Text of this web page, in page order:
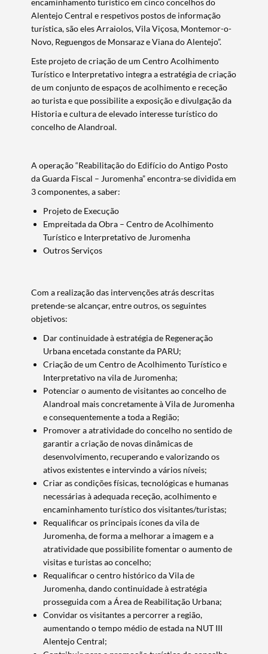
Termo de Pesquisa
Filtros
encaminhamento turístico em cinco concelhos do
Alentejo Central e respetivos postos de informação
turística, são eles Arraiolos, Vila Viçosa, Montemor-o-
Novo, Reguengos de Monsaraz e Viana do Alentejo”.
Este projeto de criação de um Centro Acolhimento
Turístico e Interpretativo integra a estratégia de criação
de um conjunto de espaços de acolhimento e receção
ao turista e que possibilite a exposição e divulgação da
Historia e cultura de elevado interesse turístico do
concelho de Alandroal.
A operação “Reabilitação do Edifício do Antigo Posto
da Guarda Fiscal – Juromenha” encontra-se dividida em
3 componentes, a saber:
Projeto de Execução
Empreitada da Obra – Centro de Acolhimento
Turístico e Interpretativo de Juromenha
Outros Serviços
Com a realização das intervenções atrás descritas
pretende-se alcançar, entre outros, os seguintes
objetivos:
Dar continuidade à estratégia de Regeneração
Urbana encetada constante da PARU;
Criação de um Centro de Acolhimento Turístico e
Interpretativo na vila de Juromenha;
Potenciar o aumento de visitantes ao concelho de
Alandroal mais concretamente à Vila de Juromenha
e consequentemente a toda a Região;
Promover a atratividade do concelho no sentido de
garantir a criação de novas dinâmicas de
desenvolvimento, recuperando e valorizando os
ativos existentes e intervindo a vários níveis;
Criar as condições físicas, tecnológicas e humanas
necessárias à adequada receção, acolhimento e
encaminhamento turístico dos visitantes/turistas;
Requalificar os principais ícones da vila de
Juromenha, de forma a melhorar a imagem e a
atratividade que possibilite fomentar o aumento de
visitas e turistas ao concelho;
Requalificar o centro histórico da Vila de
Juromenha, dando continuidade à estratégia
prosseguida com a Área de Reabilitação Urbana;
Convidar os visitantes a percorrer a região,
aumentando o tempo médio de estada na NUT III
Alentejo Central;